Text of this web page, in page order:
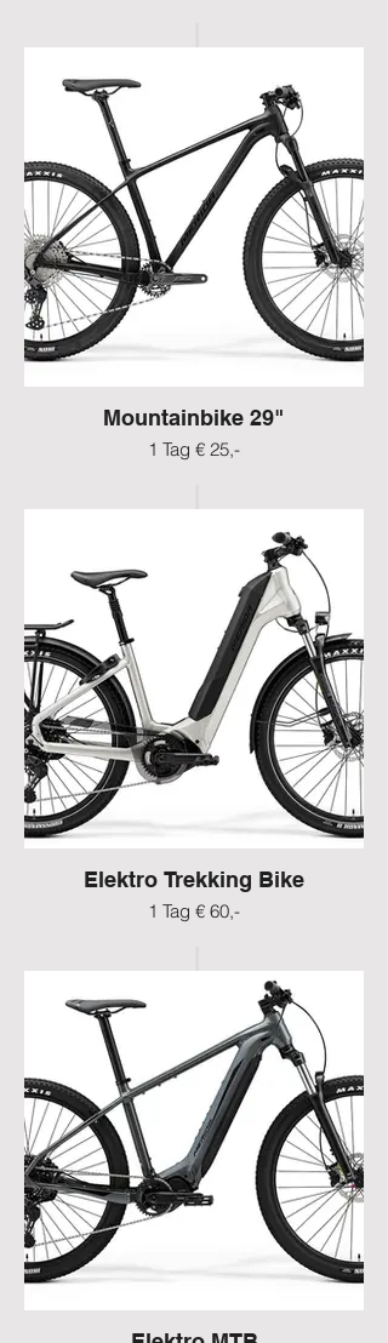
Mountainbike 29"
1 Tag € 25,-
Elektro Trekking Bike
1 Tag € 60,-